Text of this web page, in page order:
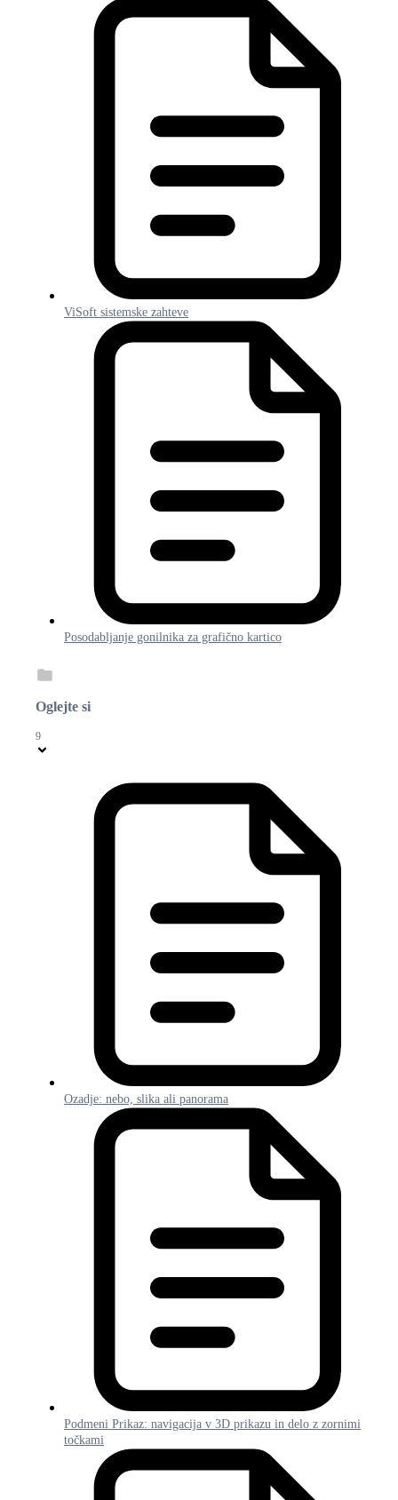
ViSoft sistemske zahteve
Posodabljanje gonilnika za grafično kartico
Oglejte si
9
Ozadje: nebo, slika ali panorama
Podmeni Prikaz: navigacija v 3D prikazu in delo z zornimi
točkami